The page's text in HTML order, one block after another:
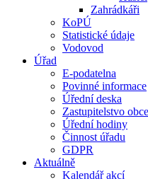
Zahrádkáři
KoPÚ
Statistické údaje
Vodovod
Úřad
E-podatelna
Povinné informace
Úřední deska
Zastupitelstvo obce
Úřední hodiny
Činnost úřadu
GDPR
Aktuálně
Kalendář akcí